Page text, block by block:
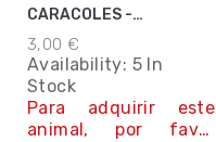
CARACOLES -
ANENTOME HELENA 1-
1,5CM
3,00 €
Availability: 5 In
Stock
Para adquirir este
animal, por favor